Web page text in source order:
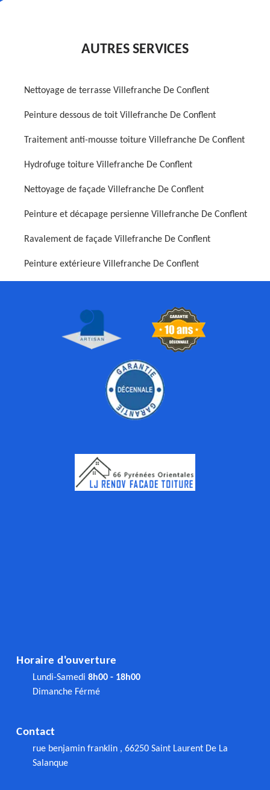
AUTRES SERVICES
Nettoyage de terrasse Villefranche De Conflent
Peinture dessous de toit Villefranche De Conflent
Traitement anti-mousse toiture Villefranche De Conflent
Hydrofuge toiture Villefranche De Conflent
Nettoyage de façade Villefranche De Conflent
Peinture et décapage persienne Villefranche De Conflent
Ravalement de façade Villefranche De Conflent
Peinture extérieure Villefranche De Conflent
Horaire d'ouverture
Lundi-Samedi 8h00 - 18h00
Dimanche Férmé
Contact
rue benjamin franklin , 66250 Saint Laurent De La
Salanque